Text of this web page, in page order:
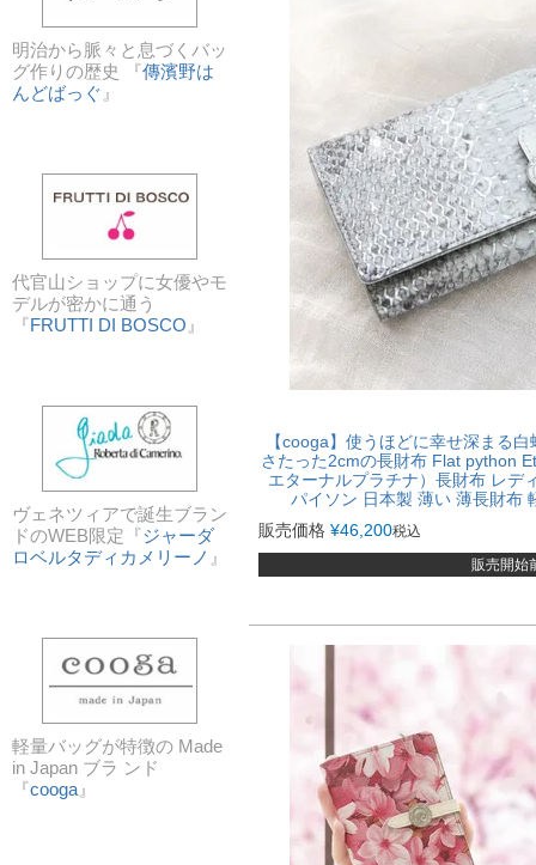
明治から脈々と息づくバッ
グ作りの歴史 『傳濱野は
んどばっぐ 』
代官山ショップに女優やモ
デルが密かに通う
『FRUTTI DI BOSCO 』
ヴェネツィアで誕生ブラン
ドのWEB限定『ジャーダ
ロベルタディカメリーノ 』
軽量バッグが特徴の Made
in Japan ブラ ンド
『cooga 』
【cooga】使うほどに幸せ深まる
さたった2cmの長財布 Flat python
エターナルプラチナ）長財布 レデ
パイソン 日本製 薄い 薄長財布
販売価格 ¥46,200税込
販売開始